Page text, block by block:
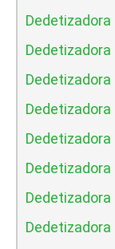
Dedetizadora
Dedetizadora